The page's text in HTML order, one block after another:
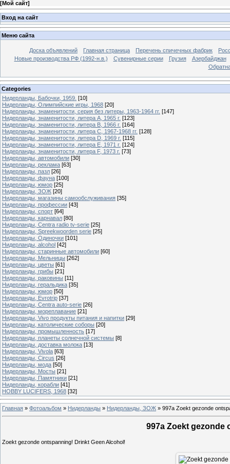
[Мой сайт]
Вход на сайт
Меню сайта
Доска объявлений Главная страница Перечень спичечных фабрик
Новые производства РФ (1992-н.в.)
Сувенирные серии Грузия
Азербайджан
Categories
Нидерланды, Бабочки, 1959. [10]
Нидерланды, Олимпийские игры, 1968 [20]
Нидерланды, знаменитости, серия без литеры, 1963-1964 гг. [147]
Нидерланды, знаменитости, литера A, 1965 г. [123]
Нидерланды, знаменитости, литера B, 1966 г. [164]
Нидерланды, знаменитости, литера C, 1967-1968 гг. [128]
Нидерланды, знаменитости, литера D, 1969 г. [115]
Нидерланды, знаменитости, литера E, 1971 г. [124]
Нидерланды, знаменитости, литера F, 1973 г. [73]
Нидерланды, автомобили [30]
Нидерланды, реклама [63]
Нидерланды, пазл [26]
Нидерланды, фауна [100]
Нидерланды, юмор [25]
Нидерланды, ЗОЖ [20]
Нидерланды, магазины самообслуживания [35]
Нидерланды, профессии [43]
Нидерланды, спорт [64]
Нидерланды, карнавал [80]
Нидерланды, Centra radio tv-serie [25]
Нидерланды, Spreekwoorden serie [25]
Нидерланды, Одиночки [101]
Нидерланды, alcohol [42]
Нидерланды, старинные автомобили [60]
Нидерланды, Мельницы [262]
Нидерланды, цветы [61]
Нидерланды, грибы [21]
Нидерланды, раковины [11]
Нидерланды, геральдика [35]
Нидерланды, юмор [50]
Нидерланды, Evrotrip [37]
Нидерланды, Centra auto-serie [26]
Нидерланды, мореплавание [21]
Нидерланды, Vivo продукты питания и напитки [29]
Нидерланды, католические соборы [20]
Нидерланды, промышленность [17]
Нидерланды, планеты солнечной системы [8]
Нидерланды, доставка молока [13]
Нидерланды, Vivola [63]
Нидерланды, Circus [26]
Нидерланды, мода [50]
Нидерланды, Мосты [21]
Нидерланды, Памятники [21]
Нидерланды, корабли [41]
HOBBY LUCIFERS, 1968 [32]
Главная » Фотоальбом » Нидерланды » Нидерланды, ЗОЖ » 997a Zoekt gezonde
997a Zoekt gezonde
Zoekt gezonde ontspanning! Drinkt Geen Alcohol!